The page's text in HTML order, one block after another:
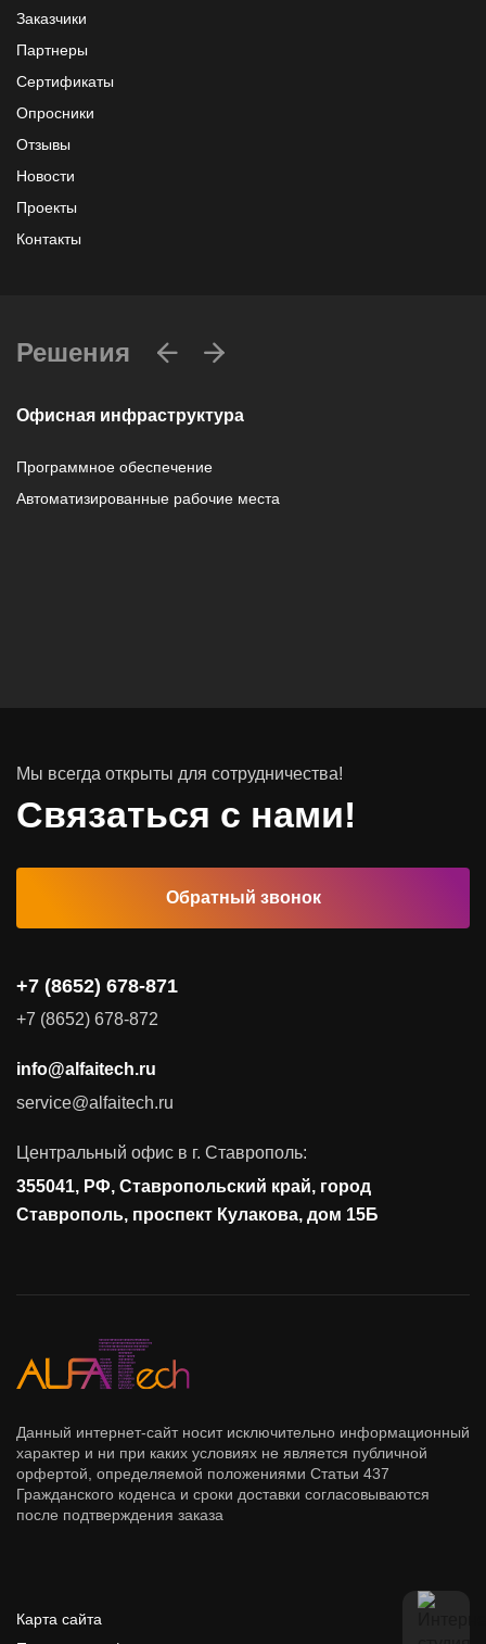
Заказчики
Партнеры
Сертификаты
Опросники
Отзывы
Новости
Проекты
Контакты
Решения
Офисная инфраструктура
Программное обеспечение
Автоматизированные рабочие места
Мы всегда открыты для сотрудничества!
Связаться с нами!
Обратный звонок
+7 (8652) 678-871
+7 (8652) 678-872
info@alfaitech.ru
service@alfaitech.ru
Центральный офис в г. Ставрополь:
355041, РФ, Ставропольский край, город
Ставрополь, проспект Кулакова, дом 15Б
Данный интернет-сайт носит исключительно информационный
характер и ни при каких условиях не является публичной
орфертой, определяемой положениями Статьи 437
Гражданского коденса и сроки доставки согласовываются
после подтверждения заказа
Карта сайта